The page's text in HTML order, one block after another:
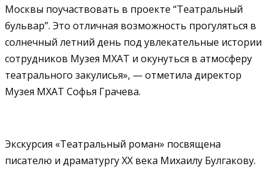
Москвы поучаствовать в проекте “Театральный
бульвар”. Это отличная возможность прогуляться в
солнечный летний день под увлекательные истории
сотрудников Музея МХАТ и окунуться в атмосферу
театрального закулисья», — отметила директор
Музея МХАТ Софья Грачева.
Экскурсия «Театральный роман» посвящена
писателю и драматургу XX века Михаилу Булгакову.